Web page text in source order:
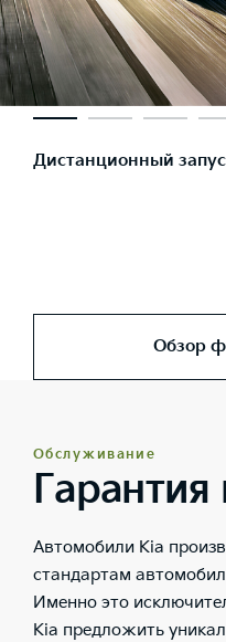
Дистанционный
Обзор
Обслуживание
Гарантия
Автомобили Kia
стандартам
Именно это
Kia предложить